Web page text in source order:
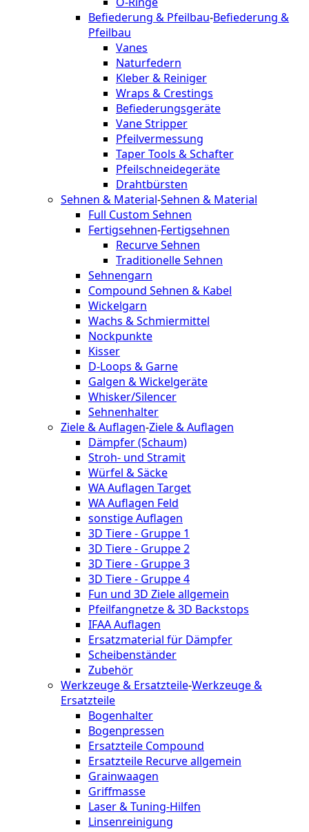
Befiederung & Pfeilbau-Befiederung &
Pfeilbau
Vanes
Naturfedern
Kleber & Reiniger
Wraps & Crestings
Befiederungsgeräte
Vane Stripper
Pfeilvermessung
Taper Tools & Schafter
Pfeilschneidegeräte
Drahtbürsten
Sehnen & Material-Sehnen & Material
Full Custom Sehnen
Fertigsehnen-Fertigsehnen
Recurve Sehnen
Traditionelle Sehnen
Sehnengarn
Compound Sehnen & Kabel
Wickelgarn
Wachs & Schmiermittel
Nockpunkte
Kisser
D-Loops & Garne
Galgen & Wickelgeräte
Whisker/Silencer
Sehnenhalter
Ziele & Auflagen-Ziele & Auflagen
Dämpfer (Schaum)
Stroh- und Stramit
Würfel & Säcke
WA Auflagen Target
WA Auflagen Feld
sonstige Auflagen
3D Tiere - Gruppe 1
3D Tiere - Gruppe 2
3D Tiere - Gruppe 3
3D Tiere - Gruppe 4
Fun und 3D Ziele allgemein
Pfeilfangnetze & 3D Backstops
IFAA Auflagen
Ersatzmaterial für Dämpfer
Scheibenständer
Zubehör
Werkzeuge & Ersatzteile-Werkzeuge &
Ersatzteile
Bogenhalter
Bogenpressen
Ersatzteile Compound
Ersatzteile Recurve allgemein
Grainwaagen
Griffmasse
Laser & Tuning-Hilfen
Linsenreinigung